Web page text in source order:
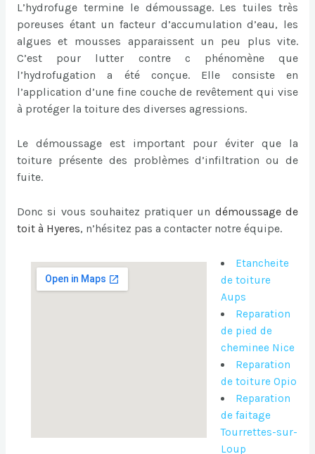
L’hydrofuge termine le démoussage. Les tuiles très
poreuses étant un facteur d’accumulation d’eau, les
algues et mousses apparaissent un peu plus vite.
C’est pour lutter contre c phénomène que
l’hydrofugation a été conçue. Elle consiste en
l’application d’une fine couche de revêtement qui vise
à protéger la toiture des diverses agressions.
Le démoussage est important pour éviter que la
toiture présente des problèmes d’infiltration ou de
fuite.
Donc si vous souhaitez pratiquer un démoussage de
toit à Hyeres, n’hésitez pas a contacter notre équipe.
Etancheite
de toiture
Aups
Reparation
de pied de
cheminee Nice
Reparation
de toiture Opio
Reparation
de faitage
Tourrettes-sur-
Loup